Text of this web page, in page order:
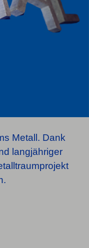
Metall. Dank
langjähriger